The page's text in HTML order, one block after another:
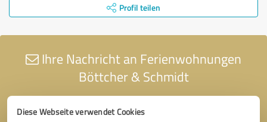
Diese Webseite verwendet Cookies
Profil teilen
Ihre Nachricht an Ferienwohnungen
Böttcher & Schmidt